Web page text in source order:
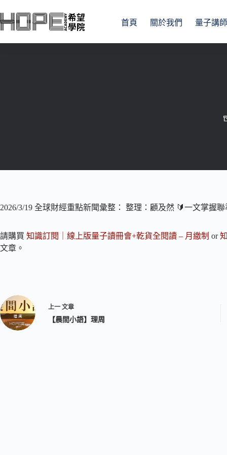
至
主
要
首頁 關於我們 量子講
2026/3/19 全球財經重點新聞彙整： 整理：顧及然 🔰一文掌握
請購買 知識訂閱｜線上版量子讀冊會+乾貨全閱讀 – 月繳制 or
文章。
上一 文章
【晨間小語】理周